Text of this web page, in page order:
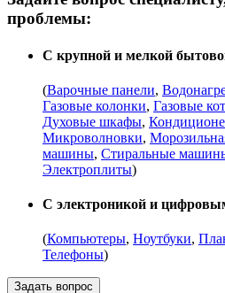
проблемы:
С крупной и мелкой
(Варочные панели,
Газовые колонки, Газовые
Духовые шкафы,
Микроволновки,
машины, Стиральные
Электроплиты)
С электроникой и
(Компьютеры, Ноутбуки,
Телефоны)
Задать вопрос